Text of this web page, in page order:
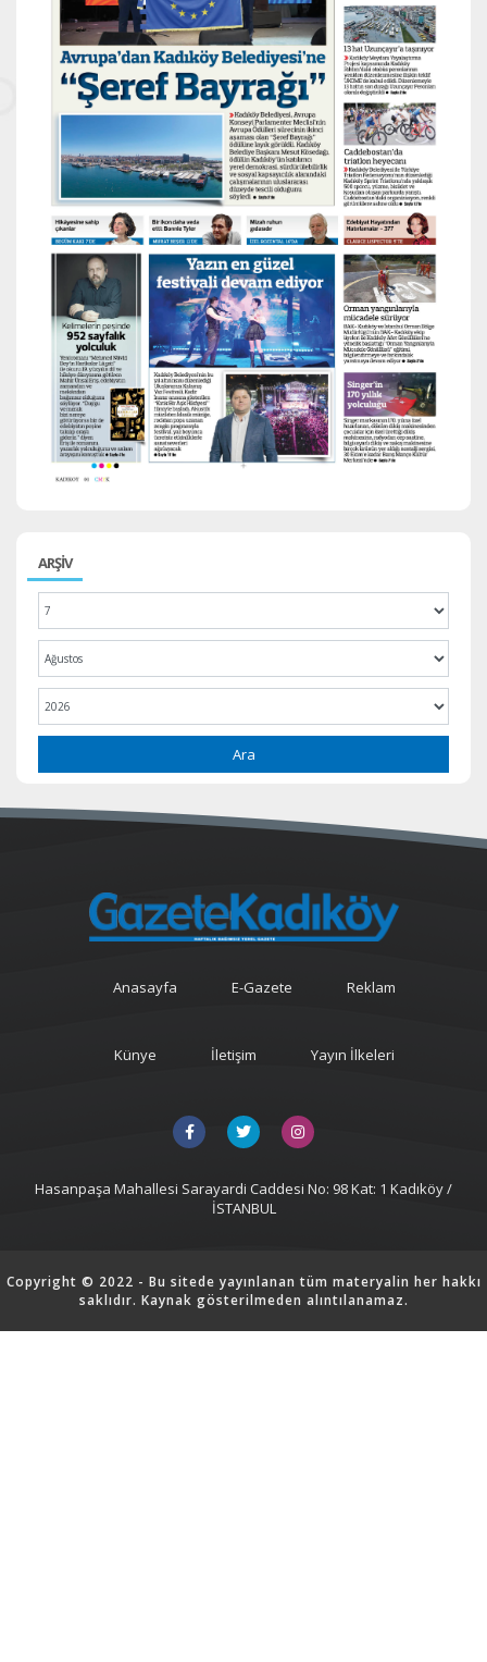
ARŞİV
Ara
Anasayfa E-Gazete Reklam
Künye İletişim Yayın İlkeleri
Hasanpaşa Mahallesi Sarayardi Caddesi No: 98 Kat: 1 Kadıköy /
İSTANBUL
Copyright © 2022 - Bu sitede yayınlanan tüm materyalin her hakkı
saklıdır. Kaynak gösterilmeden alıntılanamaz.